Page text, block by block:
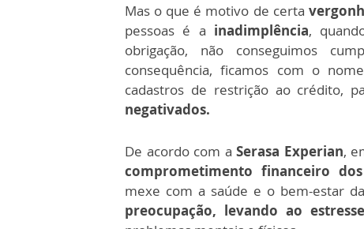
Mas o que é motivo de certa
pessoas é a inadimplência,
obrigação, não conseguimos
consequência, ficamos com o
cadastros de restrição ao crédito,
negativados.
De acordo com aSerasa Experian,
comprometimento financeiro
mexe com a saúde e o bem-estar
preocupação, levando ao